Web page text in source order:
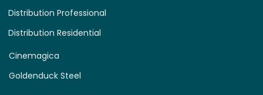
Distribution Residential
Distribution Professional
Cinemagica
Goldenduck Steel